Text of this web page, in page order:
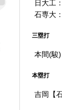
日大工
石専大
三塁打
本間(駿)
本塁打
吉岡【石